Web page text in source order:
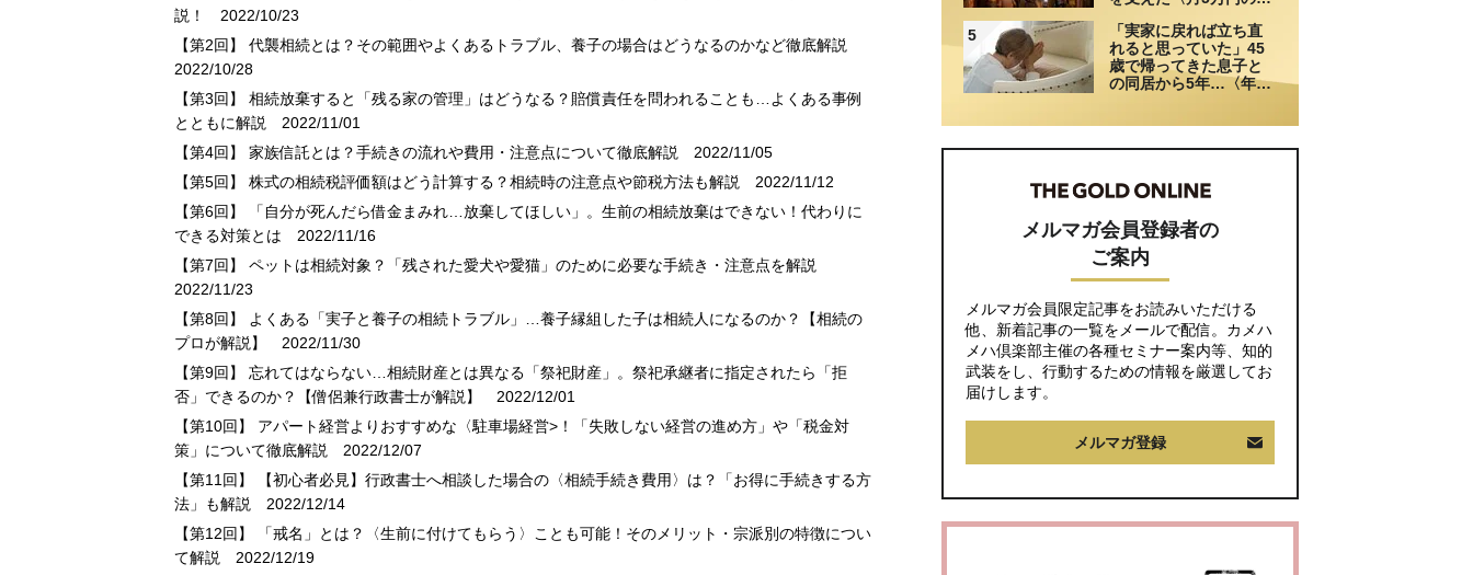
説！
2022/10/23
【第2回】 代襲相続とは？その範囲やよくあるトラブル、養子の場合はどうなるのかなど徹底解説
2022/10/28
【第3回】 相続放棄すると「残る家の管理」はどうなる？賠償責任を問われることも…よくある事例
とともに解説
2022/11/01
【第4回】 家族信託とは？手続きの流れや費用・注意点について徹底解説
2022/11/05
【第5回】 株式の相続税評価額はどう計算する？相続時の注意点や節税方法も解説
2022/11/12
【第6回】 「自分が死んだら借金まみれ…放棄してほしい」。生前の相続放棄はできない！代わりに
できる対策とは 2022/11/16
【第7回】 ペットは相続対象？「残された愛犬や愛猫」のために必要な手続き・注意点を解説
2022/11/23
【第8回】 よくある「実子と養子の相続トラブル」…養子縁組した子は相続人になるのか？【相続の
プロが解説】
2022/11/30
【第9回】 忘れてはならない…相続財産とは異なる「祭祀財産」。祭祀承継者に指定されたら「拒
否」できるのか？【僧侶兼行政書士が解説】
2022/12/01
【第10回】 アパート経営よりおすすめな〈駐車場経営>！「失敗しない経営の進め方」や「税金対
策」について徹底解説
2022/12/07
【第11回】 【初心者必見】行政書士へ相談した場合の〈相続手続き費用〉は？「お得に手続きする方
法」も解説
2022/12/14
【第12回】 「戒名」とは？〈生前に付けてもらう〉ことも可能！そのメリット・宗派別の特徴につい
て解説
2022/12/19
5
「実家に戻れば立ち直
れると思っていた」45
歳で帰ってきた息子と
の同居から5年…〈年金
メルマガ会員登録者の
ご案内
メルマガ会員限定記事をお読みいただける
他、新着記事の一覧をメールで配信。カメハ
メハ倶楽部主催の各種セミナー案内等、知的
武装をし、行動するための情報を厳選してお
届けします。
メルマガ登録